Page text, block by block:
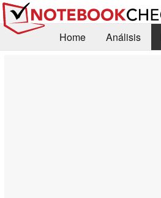
Home Análisis